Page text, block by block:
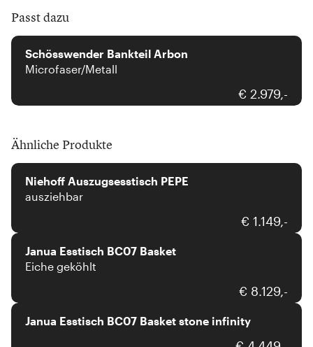
Passt dazu
Schösswender Bankteil Arbon
Microfaser/Metall
€ 2.979,-
Ähnliche Produkte
Niehoff Auszugsesstisch PEPE
ausziehbar
€ 1.149,-
Janua
Janua Esstisch BC07 Basket
Eiche geköhlt
€ 8.129,-
Janua
Janua Esstisch BC07 Basket stone infinity
Dreikant